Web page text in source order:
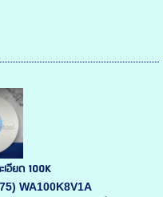
เอียด 100K
WA100K8V1A